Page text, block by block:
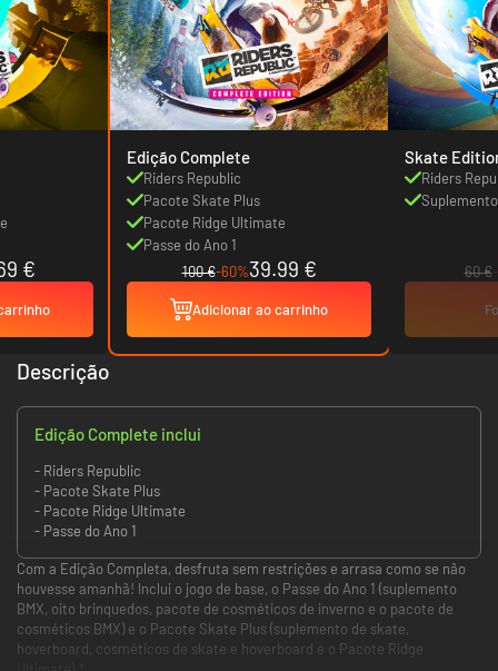
€
Edição Complete
Riders Republic
Pacote Skate Plus
Pacote Ridge Ultimate
Passe do Ano 1
100 €-60%39.99 €
Adicionar ao carrinho
Skate
Riders
60 €
Descrição
Edição Complete inclui
- Riders Republic
- Pacote Skate Plus
- Pacote Ridge Ultimate
- Passe do Ano 1
Com a Edição Completa, desfruta sem restrições e arrasa como se não
houvesse amanhã! Inclui o jogo de base, o Passe do Ano 1 (suplemento
BMX, oito brinquedos, pacote de cosméticos de inverno e o pacote de
cosméticos BMX) e o Pacote Skate Plus (suplemento de skate,
hoverboard, cosméticos de skate e hoverboard e o Pacote Ridge